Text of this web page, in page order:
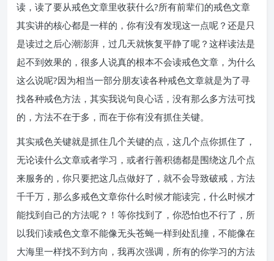
读，读了要从戒色文章里收获什么?所有前辈们的戒色文章
其实讲的核心都是一样的，你有没有发现这一点呢？还是只
是读过之后心潮澎湃，过几天就恢复平静了呢？这样读法是
起不到效果的，很多人说真的根本不会读戒色文章，为什么
这么说呢?因为相当一部分朋友读各种戒色文章就是为了寻
找各种戒色方法，其实我说句良心话，没有那么多方法可找
的，方法不在于多，而在于你有没有抓住关键。
其实戒色关键就是抓住几个关键的点，这几个点你抓住了，
无论读什么文章或者学习，或者行善积德都是围绕这几个点
来服务的，你只要把这几点做好了，就不会导致破戒，方法
千千万，那么多戒色文章你什么时候才能读完，什么时候才
能找到自己的方法呢？！等你找到了，你恐怕也不行了，所
以我们读戒色文章不能像无头苍蝇一样到处乱撞，不能像在
大海里一样找不到方向，我再次强调，所有的你学习的方法